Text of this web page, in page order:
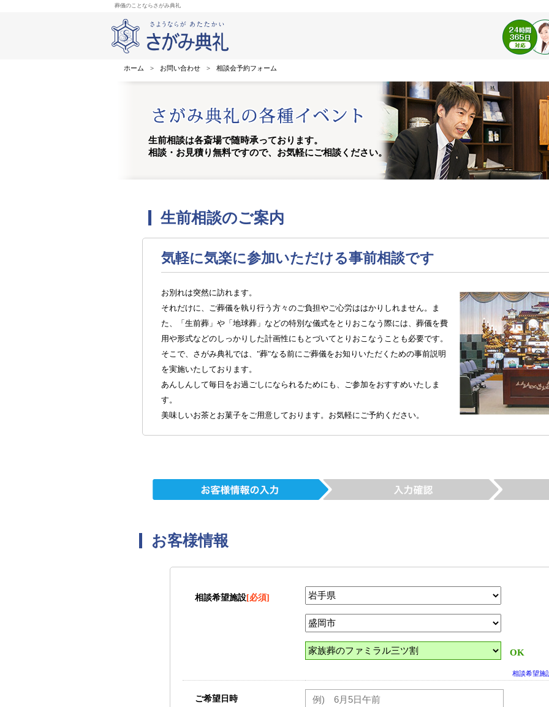
葬儀のことならさがみ典礼
ホーム > お問い合わせ > 相談会予約フォーム
生前相談は各斎場で随時承っております。
相談・お見積り無料ですので、お気軽にご相談ください。
生前相談のご案内
気軽に気楽に参加いただける事前相談です
お別れは突然に訪れます。
それだけに、ご葬儀を執り行う方々のご負担やご心労ははかりしれません。ま
た、「生前葬」や「地球葬」などの特別な儀式をとりおこなう際には、葬儀を費
用や形式などのしっかりした計画性にもとづいてとりおこなうことも必要です。
そこで、さがみ典礼では、"葬"なる前にご葬儀をお知りいただくための事前説明
を実施いたしております。
あんしんして毎日をお過ごしになられるためにも、ご参加をおすすめいたしま
す。
美味しいお茶とお菓子をご用意しております。お気軽にご予約ください。
お客様情報
相談希望施設[必須]
OK
相談希望施
ご希望日時